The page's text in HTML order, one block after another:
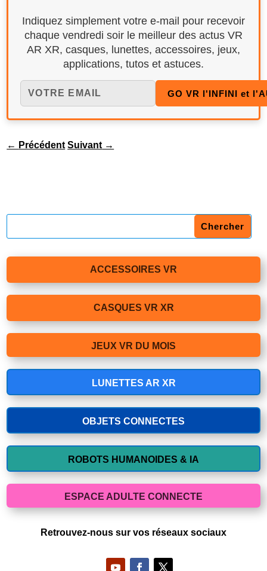
Indiquez simplement votre e-mail pour recevoir
chaque vendredi soir le meilleur des actus VR
AR XR, casques, lunettes, accessoires, jeux,
applications, tutos et astuces.
← Précédent Suivant →
ACCESSOIRES VR
CASQUES VR XR
JEUX VR DU MOIS
LUNETTES AR XR
OBJETS CONNECTES
ROBOTS HUMANOIDES & IA
ESPACE ADULTE CONNECTE
Retrouvez-nous sur vos réseaux sociaux